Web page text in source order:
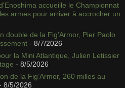
accueille le Championnat
armes pour arriver à accrocher un
double de la Fig’Armor, Pier Paolo
- 8/7/2026
la Mini Atlantique, Julien Letissier
- 8/5/2026
de la Fig’Armor, 260 milles au
8/5/2026